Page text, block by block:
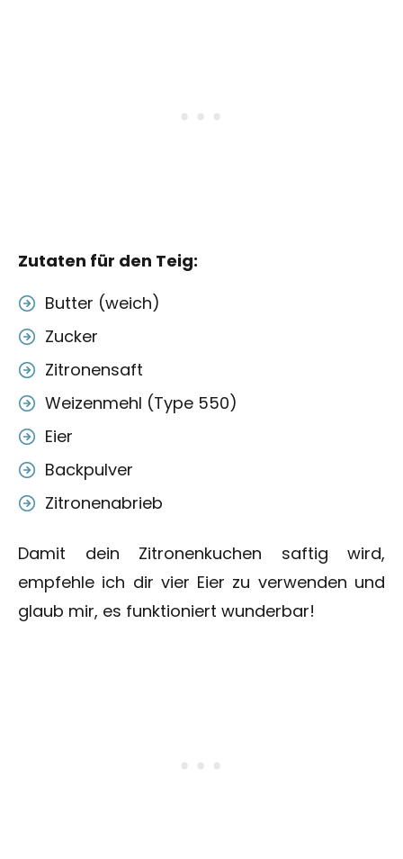
Zutaten für den Teig:
Butter (weich)
Zucker
Zitronensaft
Weizenmehl (Type 550)
Eier
Backpulver
Zitronenabrieb
Damit dein Zitronenkuchen saftig wird,
empfehle ich dir vier Eier zu verwenden und
glaub mir, es funktioniert wunderbar!